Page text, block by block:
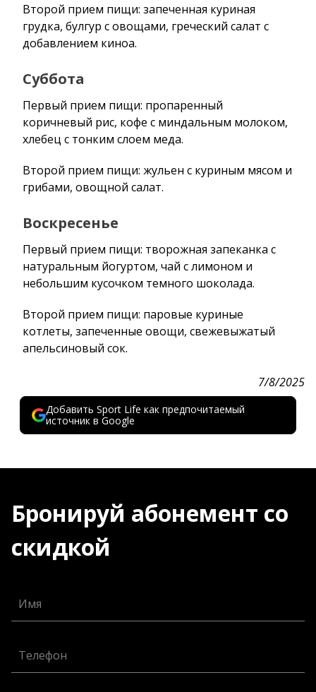
Второй прием пищи: запеченная куриная
грудка, булгур с овощами, греческий салат с
добавлением киноа.
Суббота
Первый прием пищи: пропаренный
коричневый рис, кофе с миндальным молоком,
хлебец с тонким слоем меда.
Второй прием пищи: жульен с куриным мясом и
грибами, овощной салат.
Воскресенье
Первый прием пищи: творожная запеканка с
натуральным йогуртом, чай с лимоном и
небольшим кусочком темного шоколада.
Второй прием пищи: паровые куриные
котлеты, запеченные овощи, свежевыжатый
апельсиновый сок.
7/8/2025
Добавить Sport Life как предпочитаемый
источник в Google
Бронируй абонемент со
скидкой
Имя
Телефон